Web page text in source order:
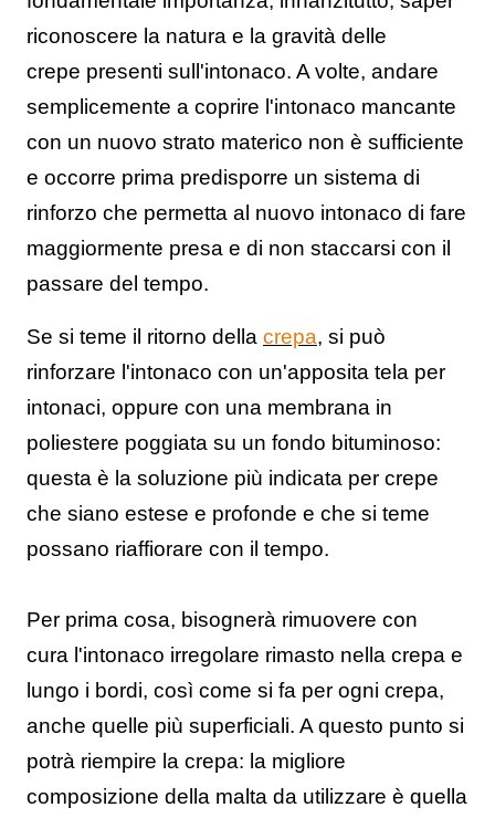
riconoscere la natura e la gravità delle
crepe presenti sull'intonaco. A volte, andare
semplicemente a coprire l'intonaco mancante
con un nuovo strato materico non è sufficiente
e occorre prima predisporre un sistema di
rinforzo che permetta al nuovo intonaco di fare
maggiormente presa e di non staccarsi con il
passare del tempo.
Se si teme il ritorno della crepa, si può
rinforzare l'intonaco con un'apposita tela per
intonaci, oppure con una membrana in
poliestere poggiata su un fondo bituminoso:
questa è la soluzione più indicata per crepe
che siano estese e profonde e che si teme
possano riaffiorare con il tempo.
Per prima cosa, bisognerà rimuovere con
cura l'intonaco irregolare rimasto nella crepa e
lungo i bordi, così come si fa per ogni crepa,
anche quelle più superficiali. A questo punto si
potrà riempire la crepa: la migliore
composizione della malta da utilizzare è quella